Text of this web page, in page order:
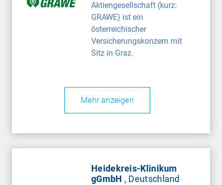
Aktiengesellschaft (kurz:
GRAWE) ist ein
österreichischer
Versicherungskonzern mit
Sitz in Graz.
Mehr anzeigen
Heidekreis-Klinikum
gGmbH , Deutschland